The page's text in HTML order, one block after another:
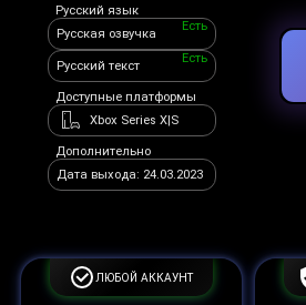
Русский язык
Русская озвучка
Есть
Русский текст
Есть
Доступные платформы
Xbox Series X|S
Дополнительно
Дата выхода: 24.03.2023
ЛЮБОЙ АККАУНТ